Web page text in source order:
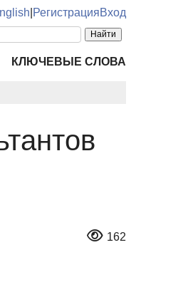
РегистрацияВход
КЛЮЧЕВЫЕ СЛОВА
162